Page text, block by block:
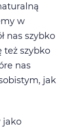
w
nas szybko
też szybko
nas
jak
jako